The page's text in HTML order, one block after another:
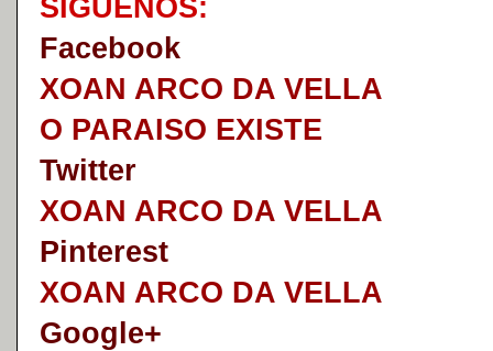
S GUENOS:
Facebook
XOAN ARCO DA VELLA
O PARAISO EXISTE
Twitter
XOAN ARCO DA VELLA
Pinterest
XOAN ARCO DA VELLA
Google+